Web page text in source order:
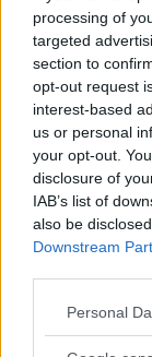
processing of
targeted
section to
opt-out request
interest-based
us or personal
your opt-out.
disclosure of
IAB’s list of
also be
Downstream
Please note
not limited to
Personal
Kia
av
Nykomlingen